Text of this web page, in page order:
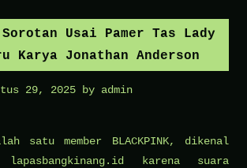
Usai Pamer Tas Lady
Karya Jonathan Anderson
29, 2025 by admin
satu member BLACKPINK, dikenal
lapasbangkinang.id karena suara